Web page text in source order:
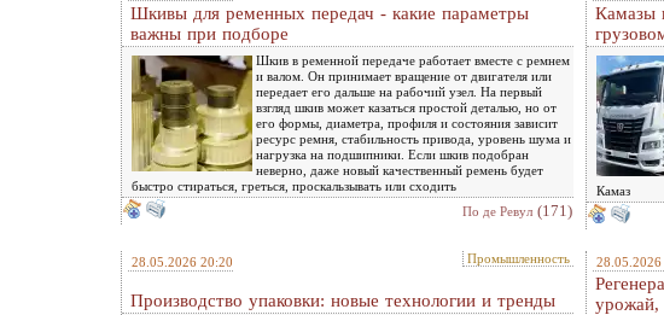
Шкивы для ременных передач - какие параметры
важны при подборе
Шкив в ременной передаче работает вместе с ремнем
и валом. Он принимает вращение от двигателя или
передает его дальше на рабочий узел. На первый
взгляд шкив может казаться простой деталью, но от
его формы, диаметра, профиля и состояния зависит
ресурс ремня, стабильность привода, уровень шума и
нагрузка на подшипники. Если шкив подобран
неверно, даже новый качественный ремень будет
быстро стираться, греться, проскальзывать или сходить
По де Ревул (171)
Камазы
Камаз
28.05.2026 20:20 Промышленность
Производство упаковки: новые технологии и тренды
28.05.2026
урожай,